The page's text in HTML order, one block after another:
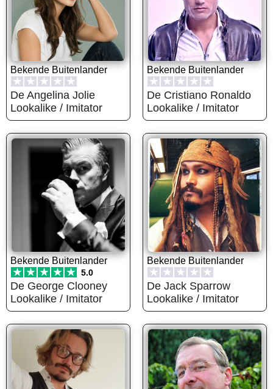
Bekende Buitenlander
★ ★ ★ ★ ★
De Angelina Jolie
Lookalike / Imitator
Bekende Buitenlander
★ ★ ★ ★ ★
De Cristiano Ronaldo
Lookalike / Imitator
Bekende Buitenlander
★ ★ ★ ★ ★ 5.0
De George Clooney
Lookalike / Imitator
Bekende Buitenlander
★ ★ ★ ★ ★
De Jack Sparrow
Lookalike / Imitator